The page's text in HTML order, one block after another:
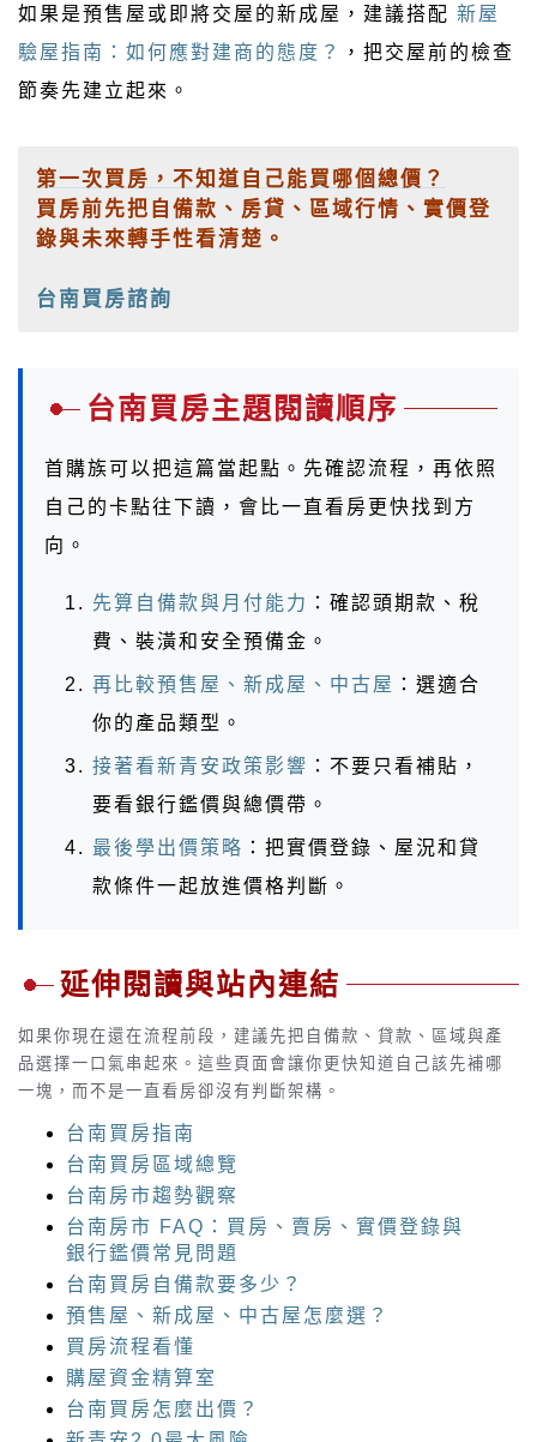
如果是預售屋或即將交屋的新成屋，建議搭配 新屋
驗屋指南：如何應對建商的態度？
，把交屋前的檢查
節奏先建立起來。
第一次買房，不知道自己能買哪個總價？
買房前先把自備款、房貸、區域行情、實價登
錄與未來轉手性看清楚。
台南買房諮詢
台南買房主題閱讀順序
首購族可以把這篇當起點。先確認流程，再依照
自己的卡點往下讀，會比一直看房更快找到方
向。
先算自備款與月付能力 ：確認頭期款、稅
費、裝潢和安全預備金。
再比較預售屋、新成屋、中古屋 ：選適合
你的產品類型。
接著看新青安政策影響 ：不要只看補貼，
要看銀行鑑價與總價帶。
最後學出價策略 ：把實價登錄、屋況和貸
款條件一起放進價格判斷。
延伸閱讀與站內連結
如果你現在還在流程前段，建議先把自備款、貸款、區域與產
品選擇一口氣串起來。這些頁面會讓你更快知道自己該先補哪
一塊，而不是一直看房卻沒有判斷架構。
台南買房指南
台南買房區域總覽
台南房市趨勢觀察
台南房市 FAQ：買房、賣房、實價登錄與
銀行鑑價常見問題
台南買房自備款要多少？
預售屋、新成屋、中古屋怎麼選？
買房流程看懂
購屋資金精算室
台南買房怎麼出價？